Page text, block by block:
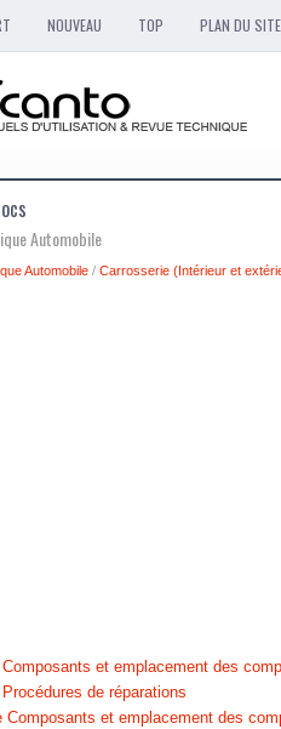
NOUVEAU TOP PLAN DU SITE
Automobile
Automobile / Carrosserie (Intérieur et
et emplacement des
de réparations
Composants et emplacement des